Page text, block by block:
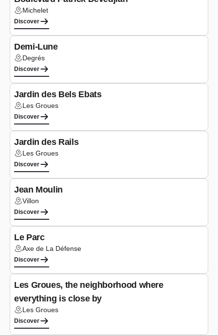
Lieu :Michelet
Discover
Demi-Lune
Lieu :Degrés
Discover
Jardin des Bels Ebats
Lieu :Les Groues
Discover
Jardin des Rails
Lieu :Les Groues
Discover
Jean Moulin
Lieu :Villon
Discover
Le Parc
Lieu :Axe de La Défense
Discover
Les Groues, the neighborhood where
everything is close by
Lieu :Les Groues
Discover